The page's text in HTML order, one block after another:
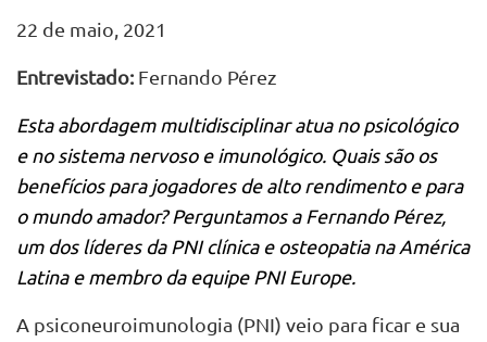
22 de maio, 2021
Entrevistado: Fernando Pérez
Esta abordagem multidisciplinar atua no psicológico
e no sistema nervoso e imunológico. Quais são os
benefícios para jogadores de alto rendimento e para
o mundo amador? Perguntamos a Fernando Pérez,
um dos líderes da PNI clínica e osteopatia na América
Latina e membro da equipe PNI Europe.
A psiconeuroimunologia (PNI) veio para ficar e sua